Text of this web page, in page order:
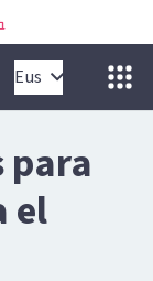
Eus
para
el